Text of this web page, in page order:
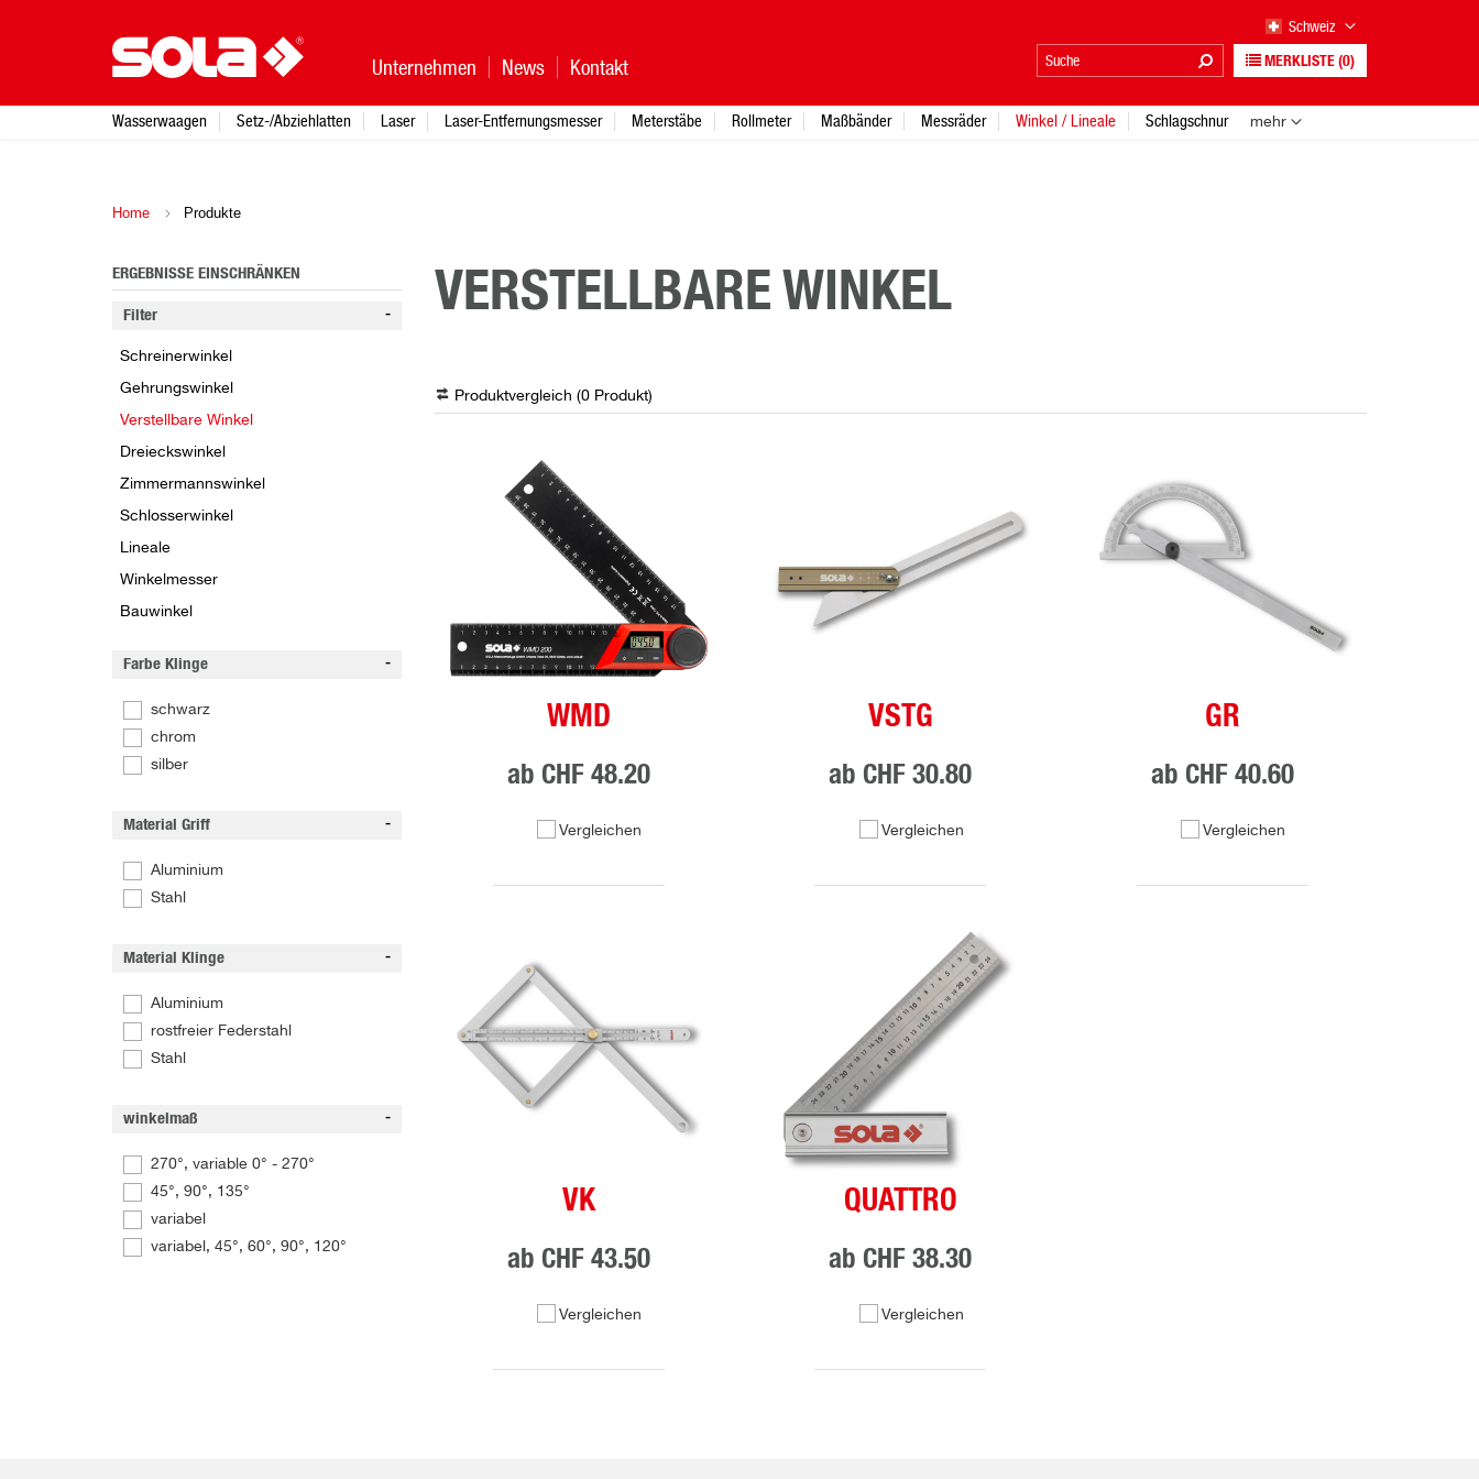
Home Produkte
ERGEBNISSE EINSCHRÄNKEN
Filter
Schreinerwinkel
Gehrungswinkel
Verstellbare Winkel
Dreieckswinkel
Zimmermannswinkel
Schlosserwinkel
Lineale
Winkelmesser
Bauwinkel
Farbe Klinge
schwarz
chrom
silber
Material Griff
Aluminium
Stahl
Material Klinge
Aluminium
rostfreier Federstahl
Stahl
winkelmaß
270°, variable 0° - 270°
45°, 90°, 135°
variabel
variabel, 45°, 60°, 90°, 120°
VERSTELLBARE WINKEL
Produktvergleich (0 Produkt)
WMD
ab CHF 48.20
Vergleichen
VSTG
ab CHF 30.80
Vergleichen
GR
ab CHF 40.60
Vergleichen
VK
ab CHF 43.50
Vergleichen
QUATTRO
ab CHF 38.30
Vergleichen
Unternehmen News Kontakt
Schweiz
MERKLISTE (0)
Wasserwaagen Setz-/Abziehlatten Laser Laser-Entfernungsmesser Meterstäbe Rollmeter Maßbänder Messräder Winkel / Lineale Schlagschnur mehr